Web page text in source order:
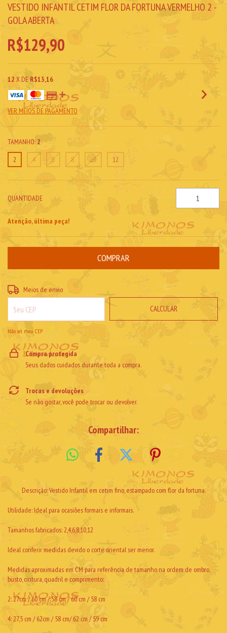
VESTIDO INFANTIL CETIM FLOR DA FORTUNA VERMELHO 2 -
GOLA ABERTA
R$129,90
12 X DE R$13,16
VER MEIOS DE PAGAMENTO
TAMANHO: 2
2
4 6 8 10 12
QUANTIDADE
Atenção, última peça!
Entregas para o CEP:
Meios de envio
CALCULAR
Não sei meu CEP
Compra protegida
Seus dados cuidados durante toda a compra.
Trocas e devoluções
Se não gostar, você pode trocar ou devolver.
Compartilhar:
Descrição: Vestido Infantil em cetim fino, estampado com flor da fortuna.
Utilidade: Ideal para ocasiões formais e informais.
Tamanhos fabricados: 2,4,6,8,10,12
Ideal conferir medidas devido o corte oriental ser menor.
Medidas aproximadas em CM para referência de tamanho na ordem de ombro,
busto, cintura, quadril e comprimento:
2: 27cm / 60 cm / 58 cm / 60 cm / 58 cm
4: 27,5 cm / 62cm / 58 cm/ 62 cm / 59 cm